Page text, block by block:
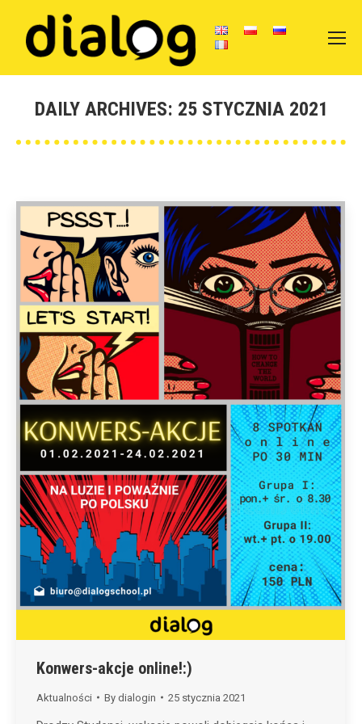
DAILY ARCHIVES: 25 STYCZNIA 2021
Konwers-akcje online!:)
Aktualności By dialogin 25 stycznia 2021